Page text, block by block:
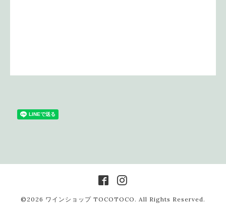
©2026 ワインショップ TOCOTOCO . All Rights Reserved.